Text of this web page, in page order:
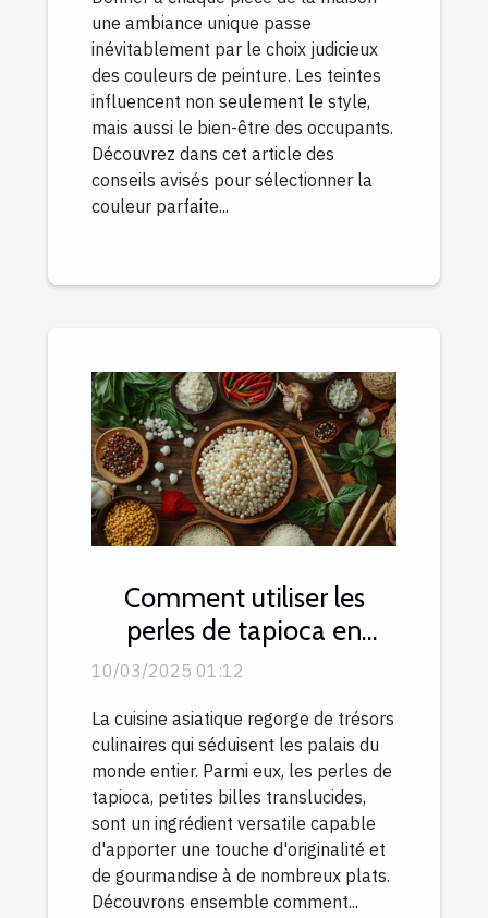
une ambiance unique passe
inévitablement par le choix judicieux
des couleurs de peinture. Les teintes
influencent non seulement le style,
mais aussi le bien-être des occupants.
Découvrez dans cet article des
conseils avisés pour sélectionner la
couleur parfaite...
Comment utiliser les
perles de tapioca en
cuisine asiatique
10/03/2025 01:12
La cuisine asiatique regorge de trésors
culinaires qui séduisent les palais du
monde entier. Parmi eux, les perles de
tapioca, petites billes translucides,
sont un ingrédient versatile capable
d'apporter une touche d'originalité et
de gourmandise à de nombreux plats.
Découvrons ensemble comment...